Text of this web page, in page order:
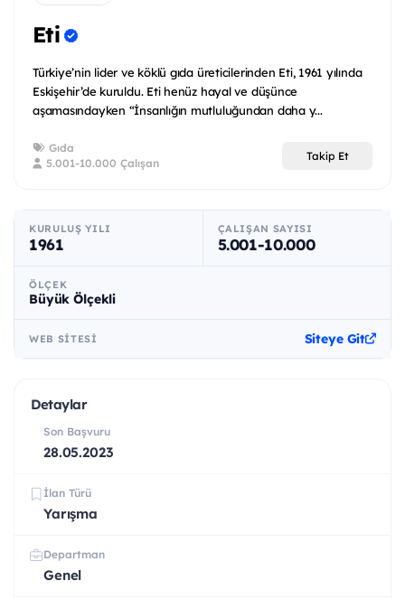
Eti
Türkiye’nin lider ve köklü gıda üreticilerinden Eti, 1961 yılında
Eskişehir’de kuruldu. Eti henüz hayal ve düşünce
aşamasındayken “İnsanlığın mutluluğundan daha y...
Gıda
5.001-10.000 Çalışan
Takip Et
KURULUŞ YILI
1961
ÇALIŞAN SAYISI
5.001-10.000
ÖLÇEK
Büyük Ölçekli
WEB SITESI Siteye Git
Detaylar
Son Başvuru
28.05.2023
İlan Türü
Yarışma
Departman
Genel